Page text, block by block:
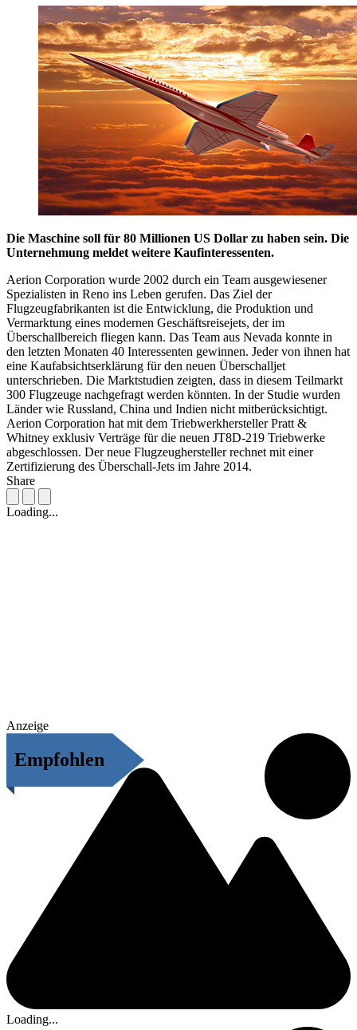
Die Maschine soll für 80 Millionen US Dollar zu haben sein. Die
Unternehmung meldet weitere Kaufinteressenten.
Aerion Corporation wurde 2002 durch ein Team ausgewiesener
Spezialisten in Reno ins Leben gerufen. Das Ziel der
Flugzeugfabrikanten ist die Entwicklung, die Produktion und
Vermarktung eines modernen Geschäftsreisejets, der im
Überschallbereich fliegen kann. Das Team aus Nevada konnte in
den letzten Monaten 40 Interessenten gewinnen. Jeder von ihnen hat
eine Kaufabsichtserklärung für den neuen Überschalljet
unterschrieben. Die Marktstudien zeigten, dass in diesem Teilmarkt
300 Flugzeuge nachgefragt werden könnten. In der Studie wurden
Länder wie Russland, China und Indien nicht mitberücksichtigt.
Aerion Corporation hat mit dem Triebwerkhersteller Pratt &
Whitney exklusiv Verträge für die neuen JT8D-219 Triebwerke
abgeschlossen. Der neue Flugzeughersteller rechnet mit einer
Zertifizierung des Überschall-Jets im Jahre 2014.
Share
Loading...
Anzeige
Empfohlen
Loading...